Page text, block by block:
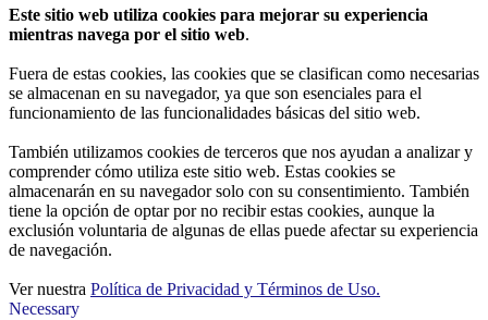
Este sitio web utiliza cookies para mejorar su experiencia
mientras navega por el sitio web.
Fuera de estas cookies, las cookies que se clasifican como necesarias
se almacenan en su navegador, ya que son esenciales para el
funcionamiento de las funcionalidades básicas del sitio web.
También utilizamos cookies de terceros que nos ayudan a analizar y
comprender cómo utiliza este sitio web. Estas cookies se
almacenarán en su navegador solo con su consentimiento. También
tiene la opción de optar por no recibir estas cookies, aunque la
exclusión voluntaria de algunas de ellas puede afectar su experiencia
de navegación.
Ver nuestra Política de Privacidad y Términos de Uso.
Necessary